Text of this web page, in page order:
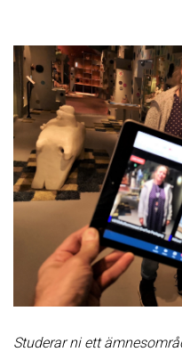
Studerar ni ett